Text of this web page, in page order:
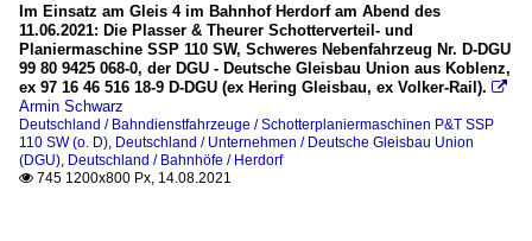
Im Einsatz am Gleis 4 im Bahnhof Herdorf am Abend des
11.06.2021: Die Plasser & Theurer Schotterverteil- und
Planiermaschine SSP 110 SW, Schweres Nebenfahrzeug Nr. D-DGU
99 80 9425 068-0, der DGU - Deutsche Gleisbau Union aus Koblenz,
ex 97 16 46 516 18-9 D-DGU (ex Hering Gleisbau, ex Volker-Rail). 
Armin Schwarz
Deutschland / Bahndienstfahrzeuge / Schotterplaniermaschinen P&T SSP
110 SW (o. D), Deutschland / Unternehmen / Deutsche Gleisbau Union
(DGU), Deutschland / Bahnhöfe / Herdorf
 745 1200x800 Px, 14.08.2021